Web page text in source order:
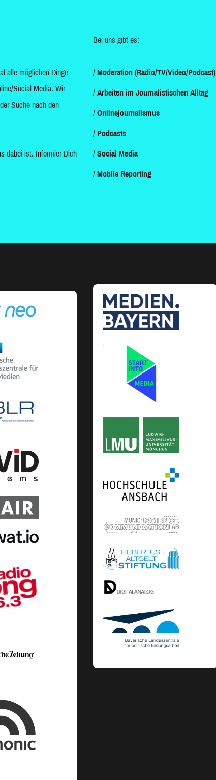
alle möglichen Dinge
Social Media. Wir
Suche nach den
dabei ist. Informier Dich
Bei uns gibt es:
Moderation (Radio/TV/Video/Podcast)
Arbeiten im Journalistischen Alltag
Onlinejournalismus
Podcasts
Social Media
Mobile Reporting